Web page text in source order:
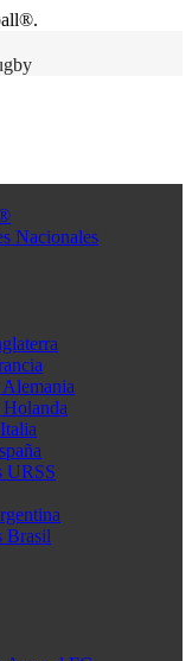
Nacionales
Holanda
URSS
Brasil